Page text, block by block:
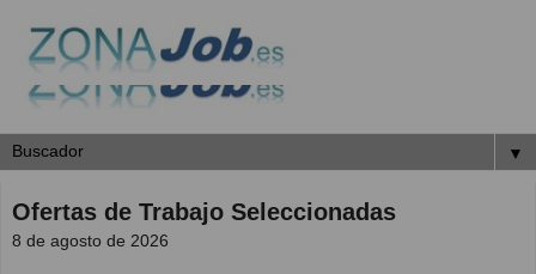
▼
Ofertas de Trabajo Seleccionadas
8 de agosto de 2026